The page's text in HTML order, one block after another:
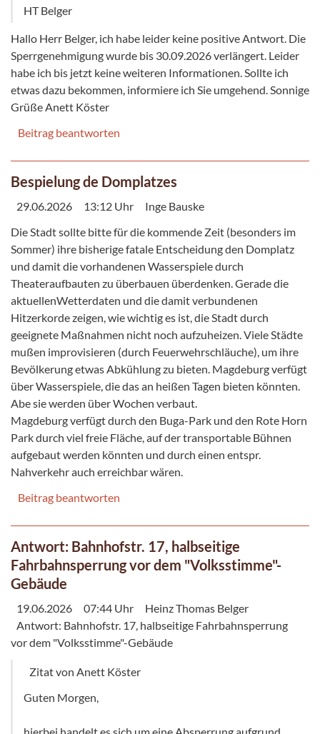
HT Belger
Hallo Herr Belger, ich habe leider keine positive Antwort. Die
Sperrgenehmigung wurde bis 30.09.2026 verlängert. Leider
habe ich bis jetzt keine weiteren Informationen. Sollte ich
etwas dazu bekommen, informiere ich Sie umgehend. Sonnige
Grüße Anett Köster
Beitrag beantworten
Bespielung de Domplatzes
29.06.2026 13:12 Uhr
Inge Bauske
Die Stadt sollte bitte für die kommende Zeit (besonders im
Sommer) ihre bisherige fatale Entscheidung den Domplatz
und damit die vorhandenen Wasserspiele durch
Theateraufbauten zu überbauen überdenken. Gerade die
aktuellenWetterdaten und die damit verbundenen
Hitzerkorde zeigen, wie wichtig es ist, die Stadt durch
geeignete Maßnahmen nicht noch aufzuheizen. Viele Städte
mußen improvisieren (durch Feuerwehrschläuche), um ihre
Bevölkerung etwas Abkühlung zu bieten. Magdeburg verfügt
über Wasserspiele, die das an heißen Tagen bieten könnten.
Abe sie werden über Wochen verbaut.
Magdeburg verfügt durch den Buga-Park und den Rote Horn
Park durch viel freie Fläche, auf der transportable Bühnen
aufgebaut werden könnten und durch einen entspr.
Nahverkehr auch erreichbar wären.
Beitrag beantworten
Antwort: Bahnhofstr. 17, halbseitige
Fahrbahnsperrung vor dem "Volksstimme"-
Gebäude
19.06.2026 07:44 Uhr
Heinz Thomas Belger
Antwort: Bahnhofstr. 17, halbseitige Fahrbahnsperrung
vor dem "Volksstimme"-Gebäude
Zitat von Anett Köster
Guten Morgen,
hierbei handelt es sich um eine Absperrung aufgrund